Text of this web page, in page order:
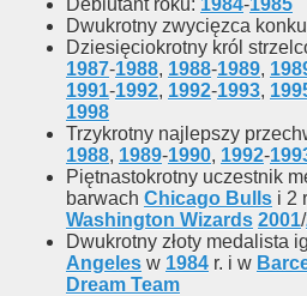
Dwukrotny zwycięzca
Dziesięciokrotny król
1987-1988, 1988-1989,
1991-1992, 1992-1993,
1998
Trzykrotny najlepszy
1988, 1989-1990, 1992-
Piętnastokrotny uczestnik
barwach Chicago Bulls i 2
Washington Wizards 2001/
Dwukrotny złoty medalista
Angeles w 1984 r. i w
Dream Team